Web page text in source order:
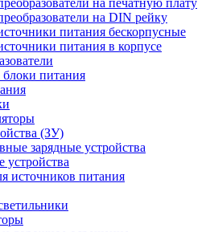
на DIN рейку
питания бескорпусные
питания в корпусе
питания
(ЗУ)
зарядные устройства
устройства
источников питания